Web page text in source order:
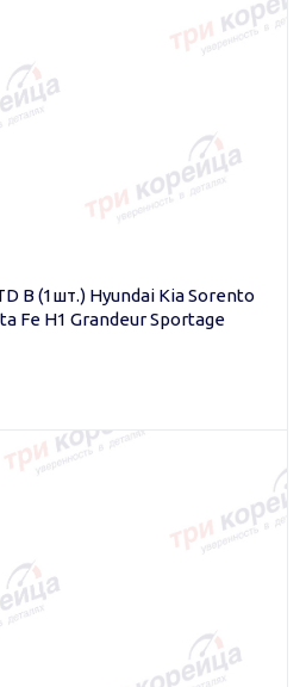
B (1шт.) Hyundai Kia Sorento
Fe H1 Grandeur Sportage